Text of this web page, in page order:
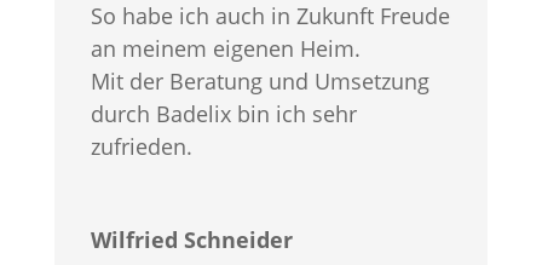
So habe ich auch in Zukunft Freude
an meinem eigenen Heim.
Mit der Beratung und Umsetzung
durch Badelix bin ich sehr
zufrieden.
Wilfried Schneider